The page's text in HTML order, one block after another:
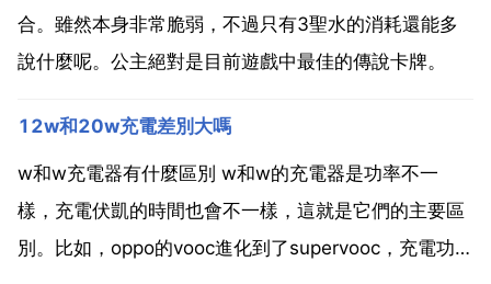
合。雖然本身非常脆弱，不過只有3聖水的消耗還能多
說什麼呢。公主絕對是目前遊戲中最佳的傳說卡牌。
12w和20w充電差別大嗎
w和w充電器有什麼區別 w和w的充電器是功率不一
樣，充電伏凱的時間也會不一樣，這就是它們的主要區
別。比如，oppo的vooc進化到了supervooc，充電功率